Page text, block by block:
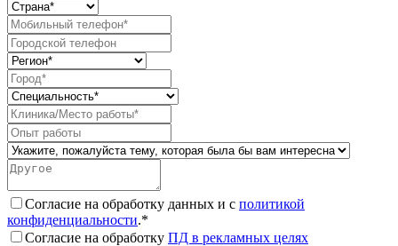
Согласие на обработку данных и с политикой
конфиденциальности.*
Согласие на обработку ПД в рекламных целях